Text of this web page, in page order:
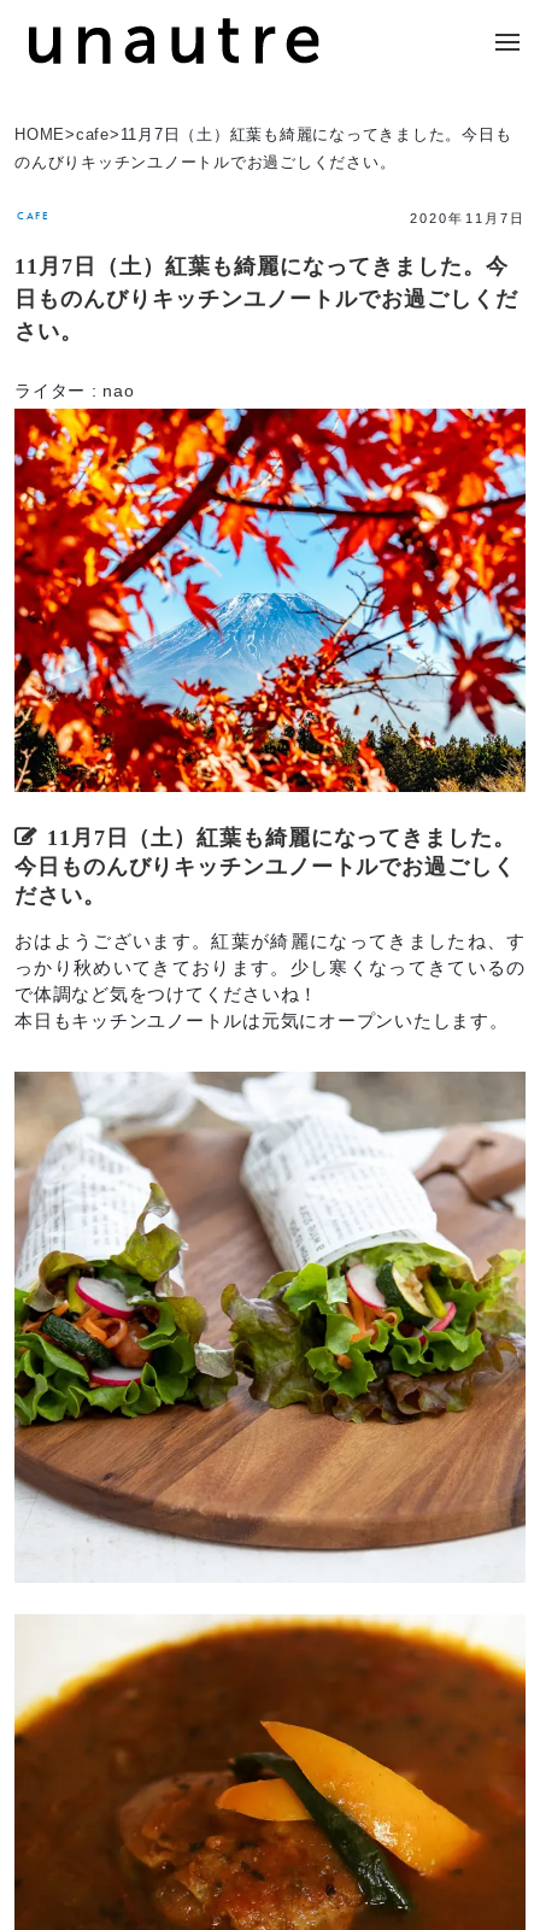
HOME>cafe> 11月7日（土）紅葉も綺麗になってきました。今日も
のんびりキッチンユノートルでお過ごしください。
CAFE 2020年11月7日
11月7日（土）紅葉も綺麗になってきました。今
日ものんびりキッチンユノートルでお過ごしくだ
さい。
ライター : nao
11月7日（土）紅葉も綺麗になってきました。
今日ものんびりキッチンユノートルでお過ごしく
ださい。
おはようございます。紅葉が綺麗になってきましたね、す
っかり秋めいてきております。少し寒くなってきているの
で体調など気をつけてくださいね！
本日もキッチンユノートルは元気にオープンいたします。